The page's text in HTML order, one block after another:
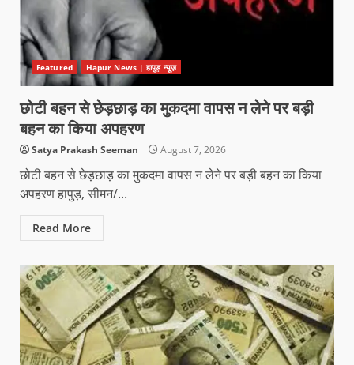
Featured Hapur News | हापुड़ न्यूज़
छोटी बहन से छेड़छाड़ का मुकदमा वापस न लेने पर बड़ी
बहन का किया अपहरण
Satya Prakash Seeman August 7, 2026
छोटी बहन से छेड़छाड़ का मुकदमा वापस न लेने पर बड़ी बहन का किया
अपहरण हापुड़, सीमन/...
Read More